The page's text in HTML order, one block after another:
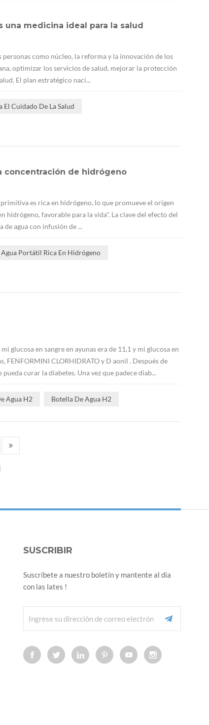
medicina ideal para la salud
como núcleo, la reforma y la innovación de los
optimizar los servicios de salud, mejorar la protección
El plan estratégico naci...
Cuidado De La Salud
concentración de hidrógeno
es rica en hidrógeno, lo que promueve el origen
hidrógeno, favorable para la vida". La clave del efecto del
agua con infusión de ...
Portátil Rica En Hidrógeno
glucosa en sangre en ayunas era de 11,1 y mi glucosa en
FENFORMINI CLORHIDRATO y D aonil . Después de
curar la diabetes. Una vez que padece diab...
Agua H2 Botella De Agua H2
SUSCRIBIR
Suscríbete a nuestro boletín y mantente al día
con las lates !